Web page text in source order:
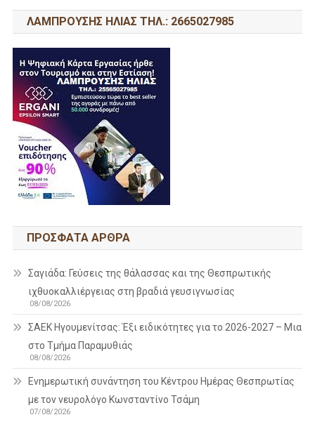
ΛΑΜΠΡΟΥΣΗΣ ΗΛΙΑΣ ΤΗΛ.: 2665027985
ΠΡΌΣΦΑΤΑ ΆΡΘΡΑ
Σαγιάδα: Γεύσεις της θάλασσας και της Θεσπρωτικής
ιχθυοκαλλιέργειας στη βραδιά γευσιγνωσίας
08/08/2026
ΣΑΕΚ Ηγουμενίτσας: Έξι ειδικότητες για το 2026-2027 – Μια
στο Τμήμα Παραμυθιάς
08/08/2026
Ενημερωτική συνάντηση του Κέντρου Ημέρας Θεσπρωτίας
με τον νευρολόγο Κωνσταντίνο Τσάμη
07/08/2026